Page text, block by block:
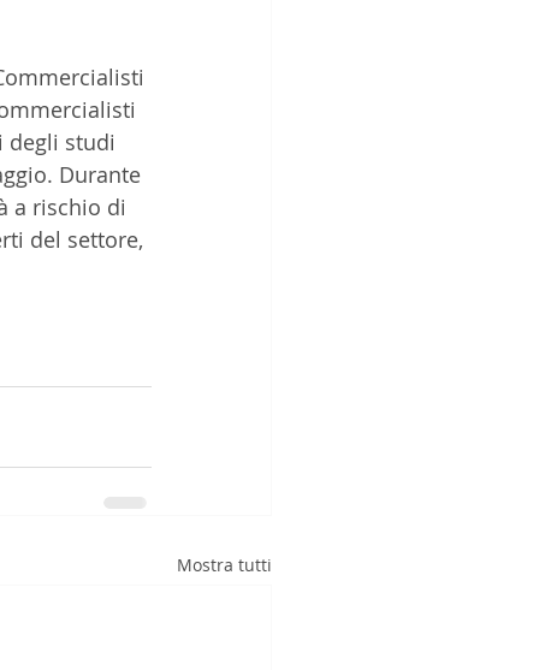
degli studi
Durante
a rischio di
del settore,
Mostra tutti